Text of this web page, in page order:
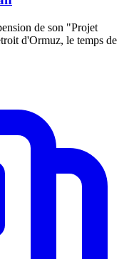
de son "Projet
d'Ormuz, le temps de